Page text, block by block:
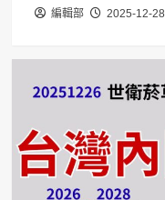
編輯部 2025-12-28